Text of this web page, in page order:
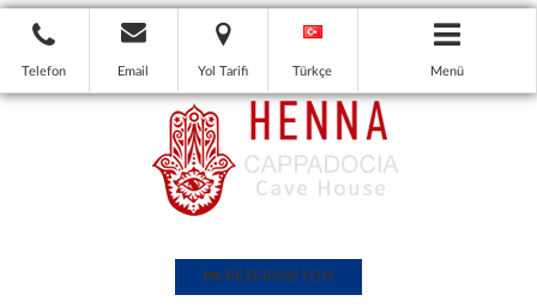
Telefon Email Yol Tarifi Türkçe Menü
REZERVASYON